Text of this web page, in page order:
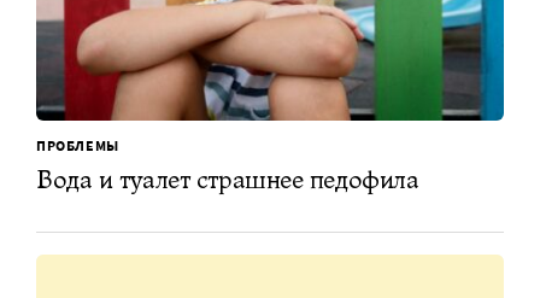
ПРОБЛЕМЫ
Вода и туалет страшнее педофила